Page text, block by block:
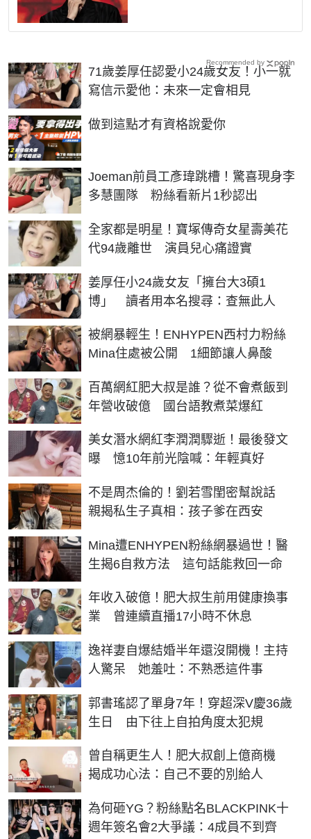
71歲姜厚任認愛小24歲女友！小一就
寫信示愛他：未來一定會相見
做到這點才有資格說愛你
PR
Joeman前員工彥瑋跳槽！驚喜現身李
多慧團隊 粉絲看新片1秒認出
全家都是明星！寶塚傳奇女星壽美花
代94歲離世 演員兒心痛證實
姜厚任小24歲女友「擁台大3碩1
博」 讀者用本名搜尋：查無此人
被網暴輕生！ENHYPEN西村力粉絲
Mina住處被公開 1細節讓人鼻酸
百萬網紅肥大叔是誰？從不會煮飯到
年營收破億 國台語教煮菜爆紅
美女潛水網紅李潤潤驟逝！最後發文
曝 憶10年前光陰喊：年輕真好
不是周杰倫的！劉若雪閨密幫說話
親揭私生子真相：孩子爹在西安
Mina遭ENHYPEN粉絲網暴過世！醫
生揭6自救方法 這句話能救回一命
年收入破億！肥大叔生前用健康換事
業 曾連續直播17小時不休息
逸祥妻自爆結婚半年還沒開機！主持
人驚呆 她羞吐：不熟悉這件事
郭書瑤認了單身7年！穿超深V慶36歲
生日 由下往上自拍角度太犯規
曾自稱更生人！肥大叔創上億商機
揭成功心法：自己不要的別給人
為何砸YG？粉絲點名BLACKPINK十
週年簽名會2大爭議：4成員不到齊
Recommended by